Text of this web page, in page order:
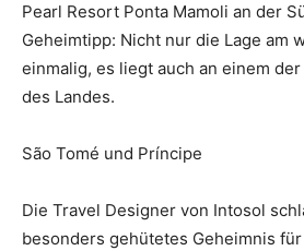
Pearl Resort Ponta Mamoli an der
Geheimtipp: Nicht nur die Lage am
einmalig, es liegt auch an einem
des Landes.
São Tomé und Príncipe
Die Travel Designer von Intosol
besonders gehütetes Geheimnis